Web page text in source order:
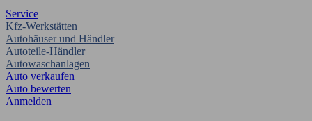
Service
Kfz-Werkstätten
Autohäuser und Händler
Autoteile-Händler
Autowaschanlagen
Auto verkaufen
Auto bewerten
Anmelden